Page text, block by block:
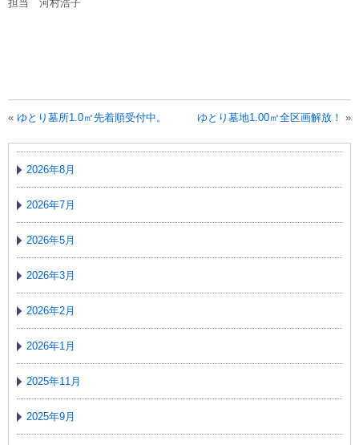
担当 河村浩子
« ゆとり墓所1.0㎡先着順受付中。 ゆとり墓地1.00㎡全区画解放！ »
2026年8月
2026年7月
2026年5月
2026年3月
2026年2月
2026年1月
2025年11月
2025年9月